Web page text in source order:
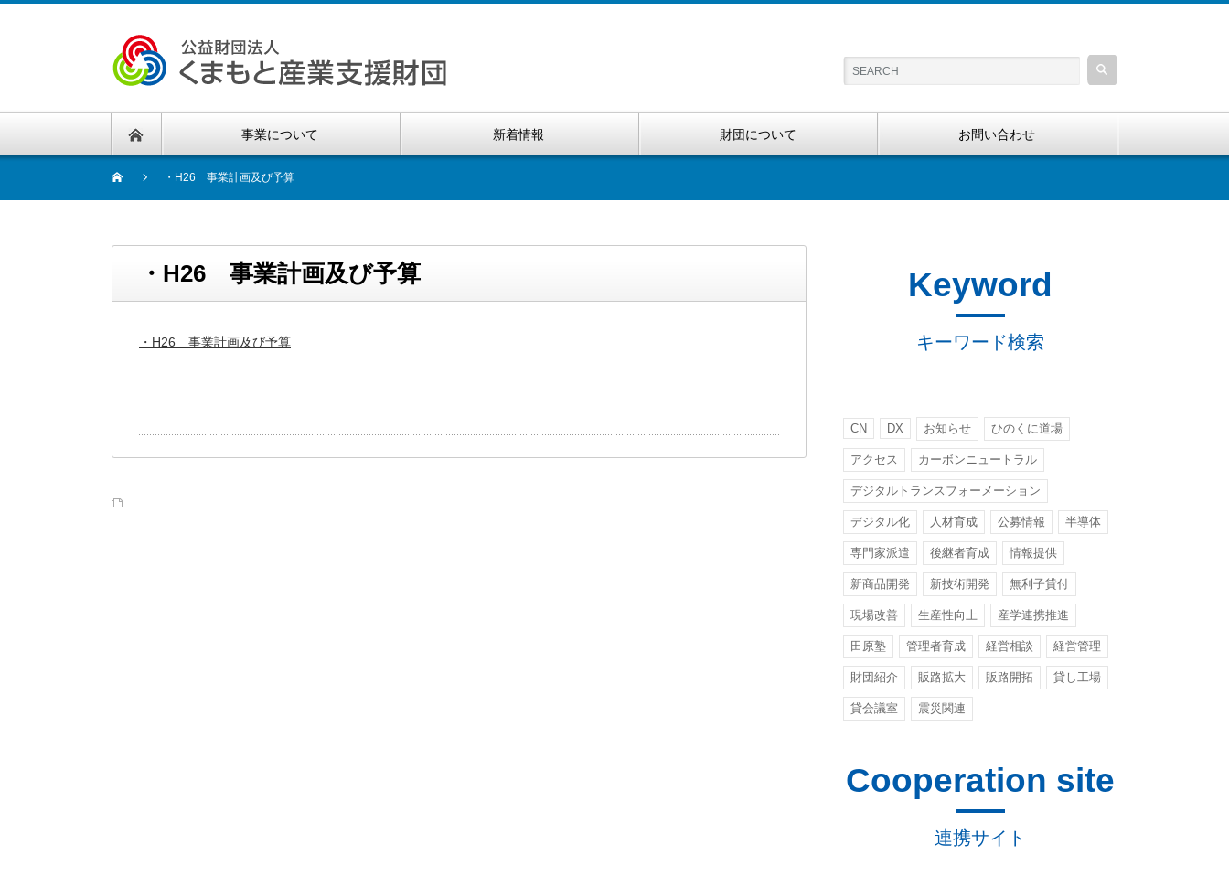
事業について 新着情報 財団について お問い合わせ
・H26 事業計画及び予算
・H26 事業計画及び予算
・H26 事業計画及び予算
Keyword
キーワード検索
CN DX お知らせ ひのくに道場
アクセス カーボンニュートラル
デジタルトランスフォーメーション
デジタル化 人材育成 公募情報 半導体
専門家派遣 後継者育成 情報提供
新商品開発 新技術開発 無利子貸付
現場改善 生産性向上 産学連携推進
田原塾 管理者育成 経営相談 経営管理
財団紹介 販路拡大 販路開拓 貸し工場
貸会議室 震災関連
Cooperation site
連携サイト